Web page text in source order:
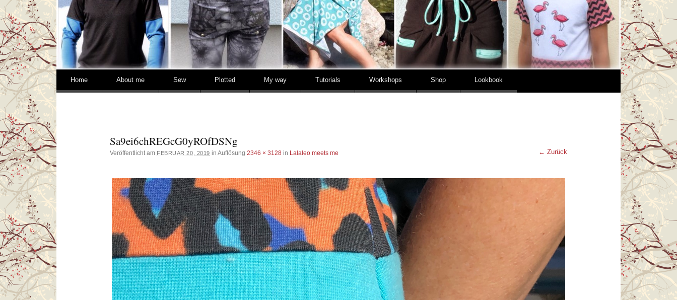
Springe zum Inhalt
Home About me Sew Plotted My way Tutorials Workshops Shop Lookbook
Sa9ei6chREGcG0yROfDSNg
Veröffentlicht am FEBRUAR 20, 2019 in Auflösung 2346 × 3128in Lalaleo meets me ← Zurück